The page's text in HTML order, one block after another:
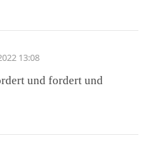
13:08
und fordert und